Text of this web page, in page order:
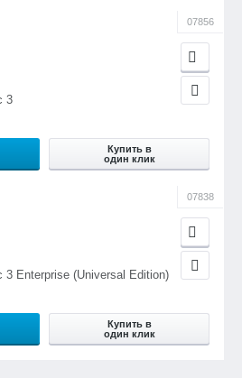
07856
3
Купить в
один клик
07838
3 Enterprise (Universal Edition)
Купить в
один клик